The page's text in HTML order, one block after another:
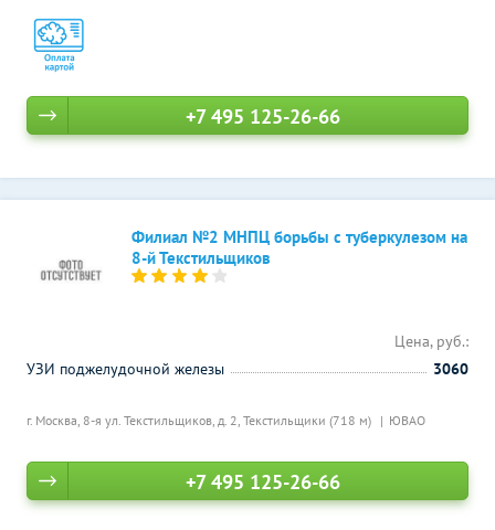
+7 495 125-26-66
Филиал №2 МНПЦ борьбы с туберкулезом на
8-й Текстильщиков
г. Москва, 8-я ул. Текстильщиков, д. 2, Текстильщики (718 м) ЮВАО
Цена, руб.:
УЗИ поджелудочной железы
3060
+7 495 125-26-66